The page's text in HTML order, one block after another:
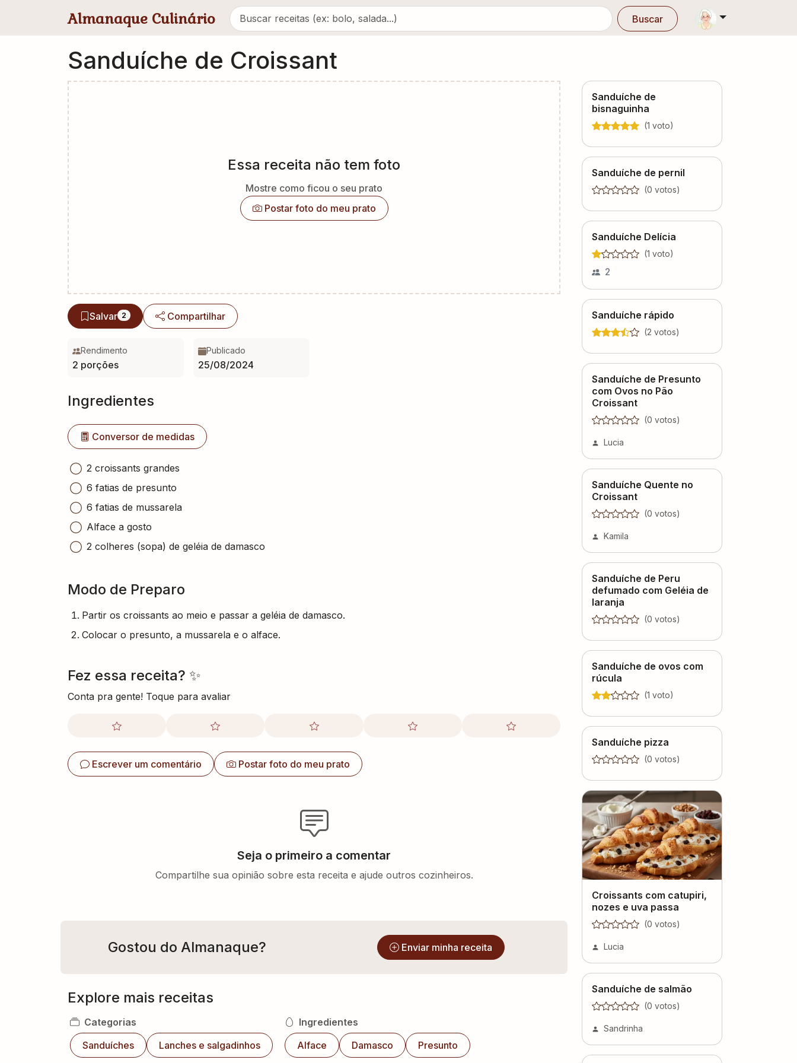
Almanaque Culinário Buscar
Sanduíche de Croissant
Essa receita não tem foto
Mostre como ficou o seu prato
Postar foto do meu prato
Salvar 2 Compartilhar
Rendimento
2 porções
Publicado
25/08/2024
Ingredientes
Conversor de medidas
2 croissants grandes
6 fatias de presunto
6 fatias de mussarela
Alface a gosto
2 colheres (sopa) de geléia de damasco
Modo de Preparo
Partir os croissants ao meio e passar a geléia de damasco.
Colocar o presunto, a mussarela e o alface.
Fez essa receita? ✨
Conta pra gente! Toque para avaliar
Escrever um comentário Postar foto do meu prato
Seja o primeiro a comentar
Compartilhe sua opinião sobre esta receita e ajude outros cozinheiros.
Gostou do Almanaque? Enviar minha receita
Explore mais receitas
Categorias
Sanduíches
Lanches e salgadinhos
Ingredientes
Alface
Damasco Presunto
Sanduíche de
bisnaguinha
(1 voto)
Sanduíche de pernil
(0 votos)
Sanduíche Delícia
(1 voto)
2
Sanduíche rápido
(2 votos)
Sanduíche de Presunto
com Ovos no Pão
Croissant
(0 votos)
Lucia
Sanduíche Quente no
Croissant
(0 votos)
Kamila
Sanduíche de Peru
defumado com Geléia de
laranja
(0 votos)
Sanduíche de ovos com
rúcula
(1 voto)
Sanduíche pizza
(0 votos)
Croissants com catupiri,
nozes e uva passa
(0 votos)
Lucia
Sanduíche de salmão
(0 votos)
Sandrinha